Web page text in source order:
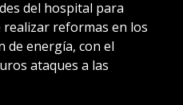
del hospital para
reformas en los
de energía, con el
ataques a las